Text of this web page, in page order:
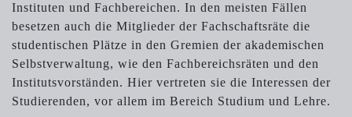
Instituten und Fachbereichen. In den meisten Fällen
besetzen auch die Mitglieder der Fachschaftsräte die
studentischen Plätze in den Gremien der akademischen
Selbstverwaltung, wie den Fachbereichsräten und den
Institutsvorständen. Hier vertreten sie die Interessen der
Studierenden, vor allem im Bereich Studium und Lehre.